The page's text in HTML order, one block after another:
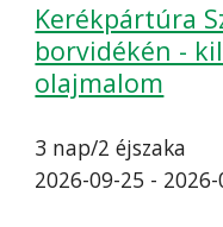
Kerékpártúra
borvidékén -
olajmalom
3 nap/2 éjszaka
2026-09-25 -